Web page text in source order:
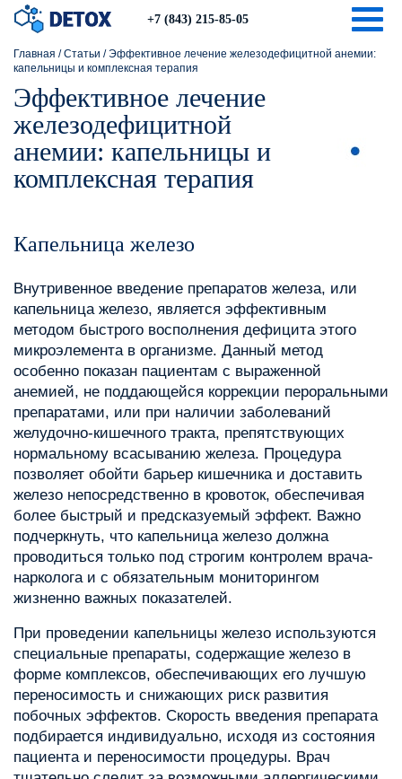
+7 (843) 215-85-05
Главная /Статьи /Эффективное лечение железодефицитной анемии:
капельницы и комплексная терапия
Эффективное лечение
железодефицитной
анемии: капельницы и
комплексная терапия
Капельница железо
Внутривенное введение препаратов железа, или
капельница железо, является эффективным
методом быстрого восполнения дефицита этого
микроэлемента в организме. Данный метод
особенно показан пациентам с выраженной
анемией, не поддающейся коррекции пероральными
препаратами, или при наличии заболеваний
желудочно-кишечного тракта, препятствующих
нормальному всасыванию железа. Процедура
позволяет обойти барьер кишечника и доставить
железо непосредственно в кровоток, обеспечивая
более быстрый и предсказуемый эффект. Важно
подчеркнуть, что капельница железо должна
проводиться только под строгим контролем врача-
нарколога и с обязательным мониторингом
жизненно важных показателей.
При проведении капельницы железо используются
специальные препараты, содержащие железо в
форме комплексов, обеспечивающих его лучшую
переносимость и снижающих риск развития
побочных эффектов. Скорость введения препарата
подбирается индивидуально, исходя из состояния
пациента и переносимости процедуры. Врач